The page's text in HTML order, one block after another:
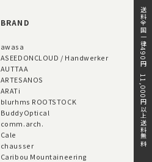
BRAND
awasa
ASEEDONCLOUD / Handwerker
AUTTAA
ARTESANOS
ARATi
blurhms ROOTSTOCK
BuddyOptical
comm.arch.
Cale
chausser
Caribou Mountaineering
送料全国一律490円。11,000円以上送料無料。